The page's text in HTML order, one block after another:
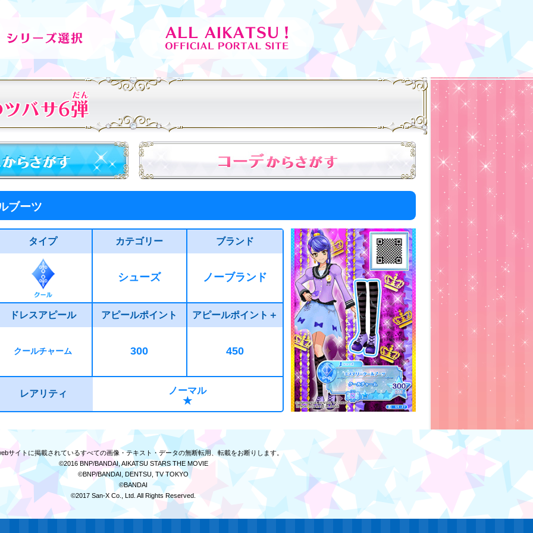
ブーツ
タイプ カテゴリー
シューズ
ブランド
ノーブランド
ドレスアピール
クールチャーム
アピールポイント
300
アピールポイント＋
450
レアリティ
ノーマル
★
サイトに掲載されているすべての画像・テキスト・データの無断転用、転載をお断りします。
©2016 BNP/BANDAI, AIKATSU STARS THE MOVIE
©BNP/BANDAI, DENTSU, TV TOKYO
©BANDAI
©2017 San-X Co., Ltd. All Rights Reserved.